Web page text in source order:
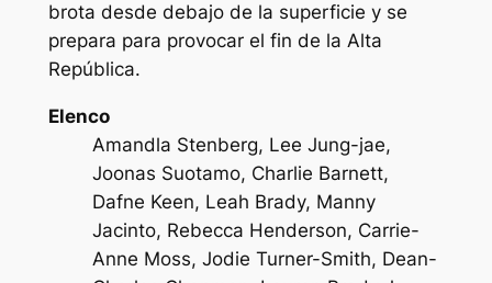
brota desde debajo de la superficie y se
prepara para provocar el fin de la Alta
República.
Elenco
Amandla Stenberg, Lee Jung-jae,
Joonas Suotamo, Charlie Barnett,
Dafne Keen, Leah Brady, Manny
Jacinto, Rebecca Henderson, Carrie-
Anne Moss, Jodie Turner-Smith, Dean-